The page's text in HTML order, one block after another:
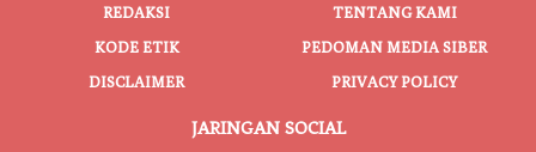
REDAKSI
TENTANG KAMI
KODE ETIK
PEDOMAN MEDIA SIBER
DISCLAIMER
PRIVACY POLICY
JARINGAN SOCIAL